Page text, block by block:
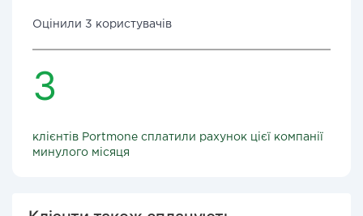
Оцінили 3 користувачів
3
клієнтів Portmone сплатили рахунок цієї компанії
минулого місяця